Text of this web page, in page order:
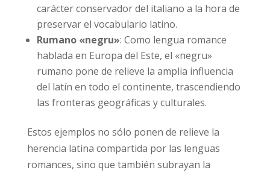
carácter conservador del italiano a la hora de
preservar el vocabulario latino.
Rumano «negru»: Como lengua romance
hablada en Europa del Este, el «negru»
rumano pone de relieve la amplia influencia
del latín en todo el continente, trascendiendo
las fronteras geográficas y culturales.
Estos ejemplos no sólo ponen de relieve la
herencia latina compartida por las lenguas
romances, sino que también subrayan la